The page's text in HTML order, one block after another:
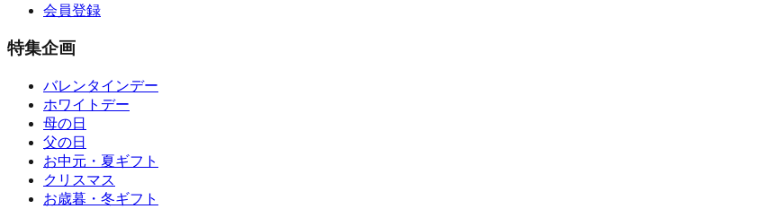
会員登録
特集企画
バレンタインデー
ホワイトデー
母の日
父の日
お中元・夏ギフト
クリスマス
お歳暮・冬ギフト